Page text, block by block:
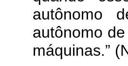
autônomo
autônomo
máquinas.”